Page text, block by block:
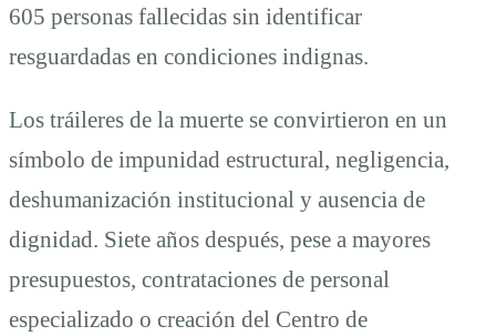
605 personas fallecidas sin identificar
resguardadas en condiciones indignas.
Los tráileres de la muerte se convirtieron en un
símbolo de impunidad estructural, negligencia,
deshumanización institucional y ausencia de
dignidad. Siete años después, pese a mayores
presupuestos, contrataciones de personal
especializado o creación del Centro de